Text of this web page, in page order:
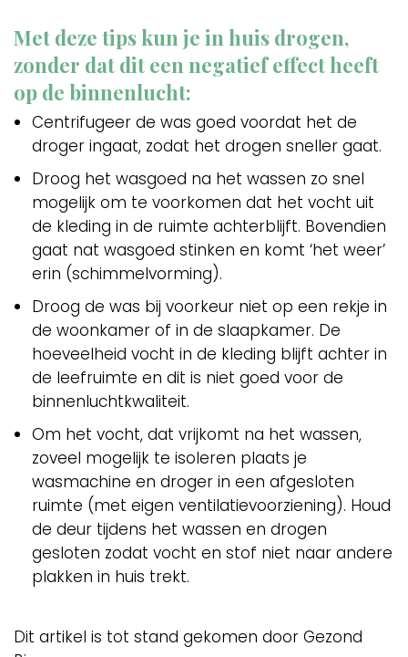
Met deze tips kun je in huis drogen,
zonder dat dit een negatief effect heeft
op de binnenlucht:
Centrifugeer de was goed voordat het de
droger ingaat, zodat het drogen sneller gaat.
Droog het wasgoed na het wassen zo snel
mogelijk om te voorkomen dat het vocht uit
de kleding in de ruimte achterblijft. Bovendien
gaat nat wasgoed stinken en komt ‘het weer’
erin (schimmelvorming).
Droog de was bij voorkeur niet op een rekje in
de woonkamer of in de slaapkamer. De
hoeveelheid vocht in de kleding blijft achter in
de leefruimte en dit is niet goed voor de
binnenluchtkwaliteit.
Om het vocht, dat vrijkomt na het wassen,
zoveel mogelijk te isoleren plaats je
wasmachine en droger in een afgesloten
ruimte (met eigen ventilatievoorziening). Houd
de deur tijdens het wassen en drogen
gesloten zodat vocht en stof niet naar andere
plakken in huis trekt.
Dit artikel is tot stand gekomen door Gezond